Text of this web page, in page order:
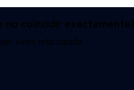
no coincidir exactamente)
video relacionado.